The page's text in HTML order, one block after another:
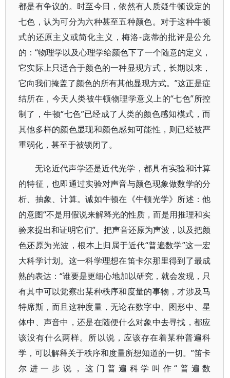
都是有争议的。时至今日，依然有人质疑牛顿设定的
七色，认为可分为六种甚至五种颜色。对于这种牛顿
式的还原主义或简化主义，梅洛-庞蒂的批评是公允
的：“物理学以及心理学给颜色下了一个随意的定义，
它实际上只适合于颜色的一种显现方式，长期以来，
它向我们掩盖了颜色的所有其他显现方式。”这正是症
结所在，今天人类被牛顿物理学意义上的“七色”所控
制了，牛顿“七色”已经成了人类的颜色感知模式，而
其他多样的颜色显现和颜色感知可能性，则已经被严
重弱化，甚至于被锁闭了。
无论近代声学还是近代光学，都具有实验和计算
的特征，也即通过实验对声音与颜色现象做数学的分
析、抽象、计算。诚如牛顿在《牛顿光学》所述：他
的意图“不是用假说来解释光的性质，而是用推理和实
验来提出和证明它们”。把声音还原为声波，以及把颜
色还原为光波，根本上归属于近代“普遍数学”这一宏
大科学计划。这一科学理想在笛卡尔那里得到了最成
熟的表达：“谁要是更细心地加以研究，就会发现，只
有其中可以觉察出某种秩序和度量的事物，才涉及马
特席斯，而且这种度量，无论在数字中、图形中、星
体中、声音中，还是在随便什么对象中去寻找，都应
该没有什么两样。所以说，应该存在着某种普遍科
学，可以解释关于秩序和度量所想知道的一切。”笛卡
尔进一步说，这门普遍科学叫作“普遍数